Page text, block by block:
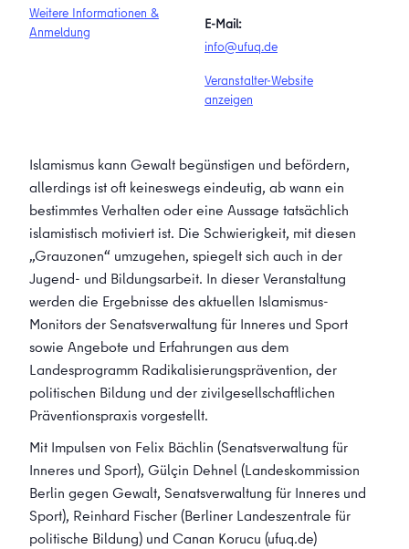
Weitere Informationen &
Anmeldung
E-Mail:
info@ufuq.de
Veranstalter-Website
anzeigen
Islamismus kann Gewalt begünstigen und befördern,
allerdings ist oft keineswegs eindeutig, ab wann ein
bestimmtes Verhalten oder eine Aussage tatsächlich
islamistisch motiviert ist. Die Schwierigkeit, mit diesen
„Grauzonen“ umzugehen, spiegelt sich auch in der
Jugend- und Bildungsarbeit. In dieser Veranstaltung
werden die Ergebnisse des aktuellen Islamismus-
Monitors der Senatsverwaltung für Inneres und Sport
sowie Angebote und Erfahrungen aus dem
Landesprogramm Radikalisierungsprävention, der
politischen Bildung und der zivilgesellschaftlichen
Präventionspraxis vorgestellt.
Mit Impulsen von Felix Bächlin (Senatsverwaltung für
Inneres und Sport), Gülçin Dehnel (Landeskommission
Berlin gegen Gewalt, Senatsverwaltung für Inneres und
Sport), Reinhard Fischer(Berliner Landeszentrale für
politische Bildung) und Canan Korucu (ufuq.de)